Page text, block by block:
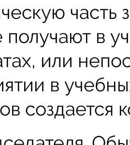
часть
получают в
или
в
создается